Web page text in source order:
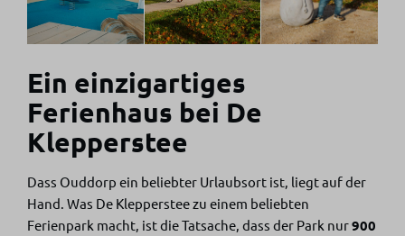
Ein einzigartiges
Ferienhaus bei De
Klepperstee
Dass Ouddorp ein beliebter Urlaubsort ist, liegt auf der
Hand. Was De Klepperstee zu einem beliebten
Ferienpark macht, ist die Tatsache, dass der Park nur900